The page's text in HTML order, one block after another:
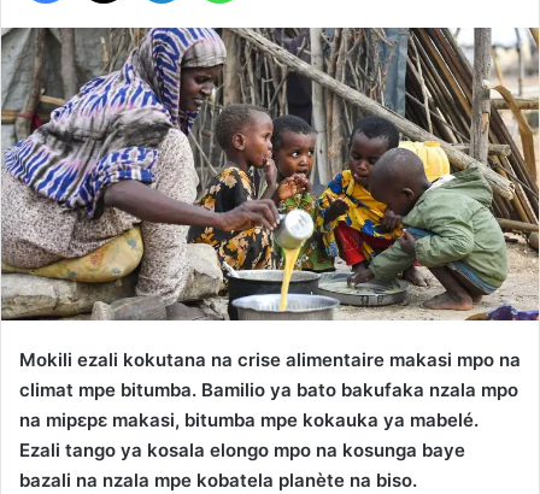
Mokili ezali kokutana na crise alimentaire makasi mpo na
climat mpe bitumba. Bamilio ya bato bakufaka nzala mpo
na mipɛpɛ makasi, bitumba mpe kokauka ya mabelé.
Ezali tango ya kosala elongo mpo na kosunga baye
bazali na nzala mpe kobatela planète na biso.